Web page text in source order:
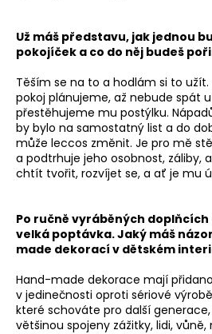
Už máš představu, jak jednou
pokojíček a co do něj budeš
Těším se na to a hodlám si to
pokoj plánujeme, až nebude spát
přestěhujeme mu postýlku.
by bylo na samostatný list a do
může leccos změnit. Je pro mě
a podtrhuje jeho osobnost, záliby,
chtít tvořit, rozvíjet se, a ať je mu
Po ručně vyráběných
velká poptávka. Jaký máš
made dekorací v dětském
Hand-made dekorace mají
v jedinečnosti oproti sériové
které schováte pro další
většinou spojeny zážitky, lidi,